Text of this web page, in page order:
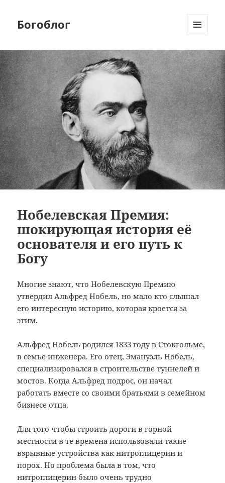
Богоблог
ВИДЖЕТЫ
Нобелевская Премия:
шокирующая история её
основателя и его путь к
Богу
Многие знают, что Нобелевскую Премию
утвердил Альфред Нобель, но мало кто слышал
его интересную историю, которая кроется за
этим.
Альфред Нобель родился 1833 году в Стокгольме,
в семье инженера. Его отец, Эмануэль Нобель,
специализировался в строительстве туннелей и
мостов. Когда Альфред подрос, он начал
работать вместе со своими братьями в семейном
бизнесе отца.
Для того чтобы строить дороги в горной
местности в те времена использовали такие
взрывные устройства как нитроглицерин и
порох. Но проблема была в том, что
нитроглицерин было очень трудно